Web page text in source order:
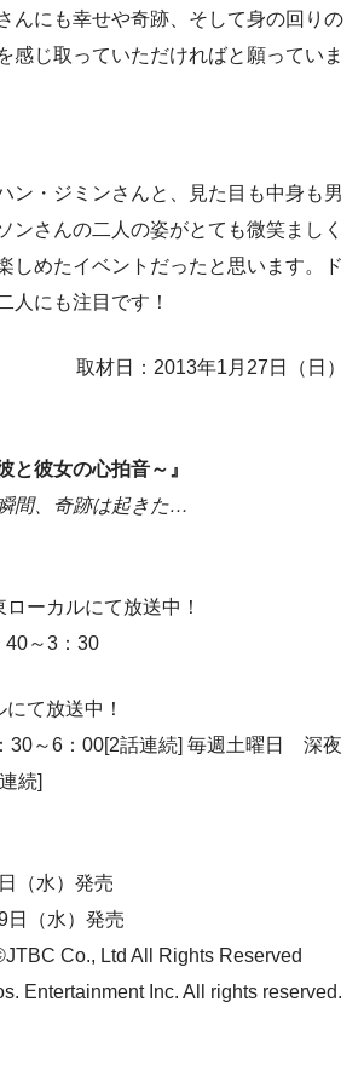
んにも幸せや奇跡、そして身の回りの
感じ取っていただければと願っていま
ン・ジミンさんと、見た目も中身も男
ンさんの二人の姿がとても微笑ましく
しめたイベントだったと思います。ド
人にも注目です！
取材日：2013年1月27日（日）
と彼女の心拍音～』
間、奇跡は起きた…
ーカルにて放送中！
～3：30
て放送中！
30～6：00[2話連続] 毎週土曜日 深夜
続]
（水）発売
日（水）発売
Co., Ltd All Rights Reserved
Entertainment Inc. All rights reserved.